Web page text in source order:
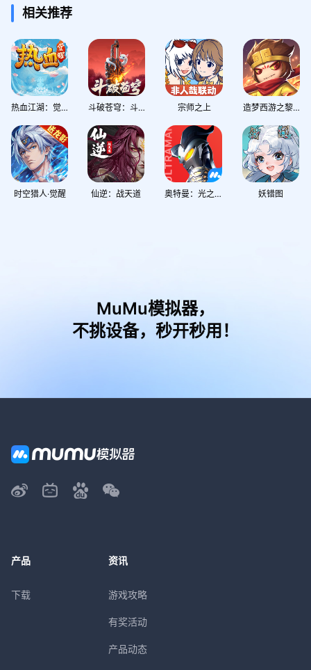
相关推荐
热血江湖：觉醒 斗破苍穹：斗帝之路 宗师之上 造梦西游之黎尤浩劫篇
时空猎人·觉醒 仙逆：战天道 奥特曼：光之战士 妖错图
MuMu模拟器，
不挑设备，秒开秒用！
产品
下载
资讯
游戏攻略
有奖活动
产品动态